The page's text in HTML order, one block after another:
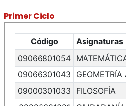
Primer Ciclo